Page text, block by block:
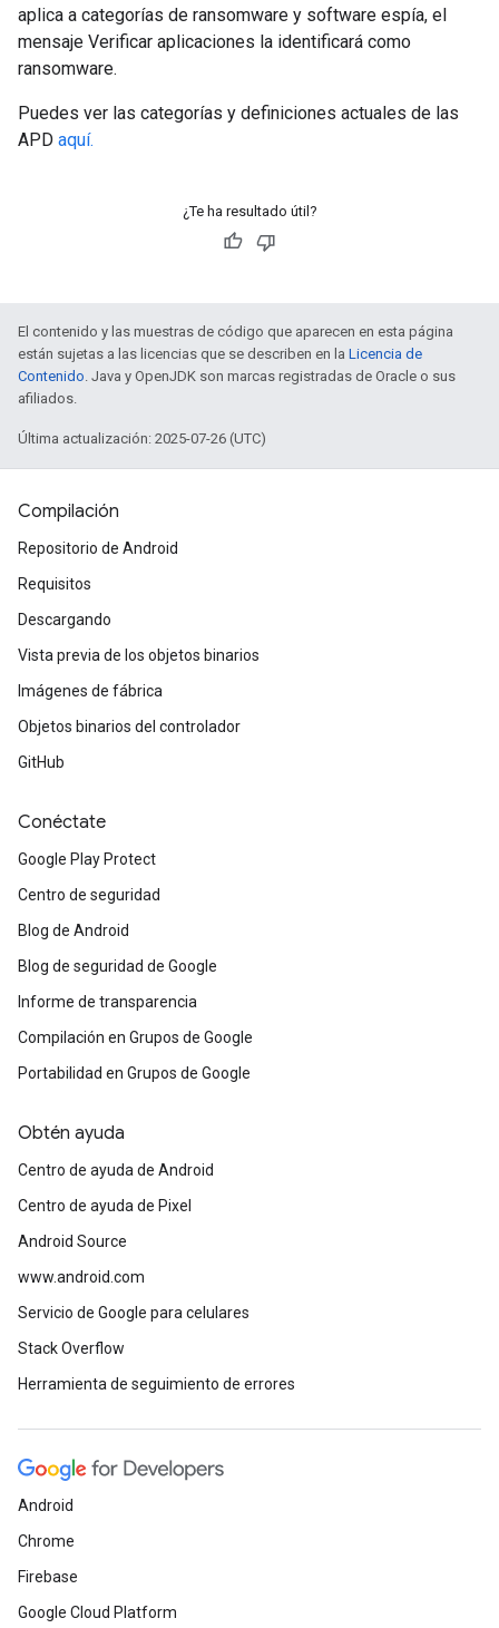
aplica a categorías de ransomware y software espía, el
mensaje Verificar aplicaciones la identificará como
ransomware.
Puedes ver las categorías y definiciones actuales de las
APD aquí.
¿Te ha resultado útil?
El contenido y las muestras de código que aparecen en esta página
están sujetas a las licencias que se describen en la Licencia de
Contenido. Java y OpenJDK son marcas registradas de Oracle o sus
afiliados.
Última actualización: 2025-07-26 (UTC)
Compilación
Repositorio de Android
Requisitos
Descargando
Vista previa de los objetos binarios
Imágenes de fábrica
Objetos binarios del controlador
GitHub
Conéctate
Google Play Protect
Centro de seguridad
Blog de Android
Blog de seguridad de Google
Informe de transparencia
Compilación en Grupos de Google
Portabilidad en Grupos de Google
Obtén ayuda
Centro de ayuda de Android
Centro de ayuda de Pixel
Android Source
www.android.com
Servicio de Google para celulares
Stack Overflow
Herramienta de seguimiento de errores
Android
Chrome
Firebase
Google Cloud Platform